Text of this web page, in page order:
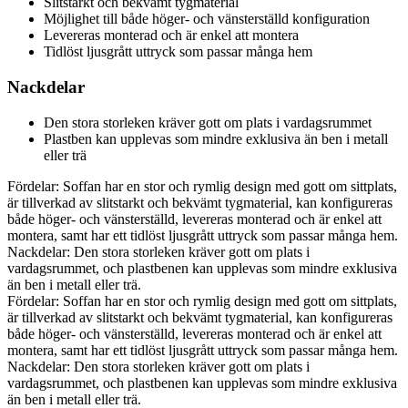
Möjlighet till både höger- och vänsterställd konfiguration
Levereras monterad och är enkel att montera
Tidlöst ljusgrått uttryck som passar många hem
Nackdelar
Den stora storleken kräver gott om plats i vardagsrummet
Plastben kan upplevas som mindre exklusiva än ben i metall
eller trä
Fördelar: Soffan har en stor och rymlig design med gott om sittplats,
är tillverkad av slitstarkt och bekvämt tygmaterial, kan konfigureras
både höger- och vänsterställd, levereras monterad och är enkel att
montera, samt har ett tidlöst ljusgrått uttryck som passar många hem.
Nackdelar: Den stora storleken kräver gott om plats i
vardagsrummet, och plastbenen kan upplevas som mindre exklusiva
än ben i metall eller trä.
Fördelar: Soffan har en stor och rymlig design med gott om sittplats,
är tillverkad av slitstarkt och bekvämt tygmaterial, kan konfigureras
både höger- och vänsterställd, levereras monterad och är enkel att
montera, samt har ett tidlöst ljusgrått uttryck som passar många hem.
Nackdelar: Den stora storleken kräver gott om plats i
vardagsrummet, och plastbenen kan upplevas som mindre exklusiva
än ben i metall eller trä.